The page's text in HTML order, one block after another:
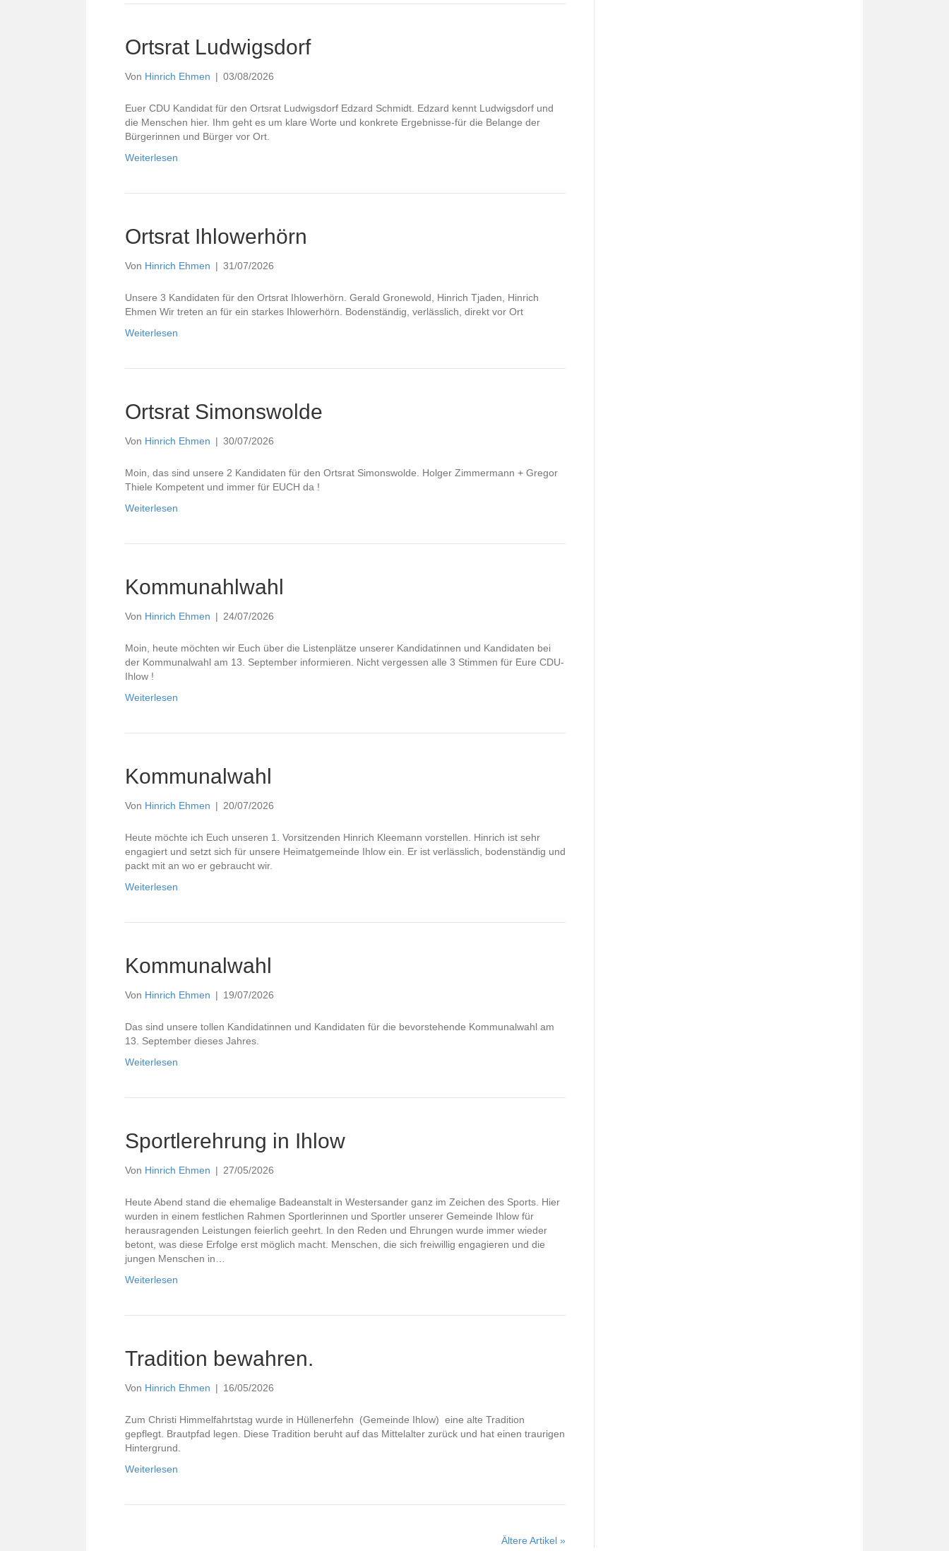
Ortsrat Ludwigsdorf
Von Hinrich Ehmen | 03/08/2026
Euer CDU Kandidat für den Ortsrat Ludwigsdorf Edzard Schmidt. Edzard kennt Ludwigsdorf und
die Menschen hier. Ihm geht es um klare Worte und konkrete Ergebnisse-für die Belange der
Bürgerinnen und Bürger vor Ort.
Weiterlesen
Ortsrat Ihlowerhörn
Von Hinrich Ehmen | 31/07/2026
Unsere 3 Kandidaten für den Ortsrat Ihlowerhörn. Gerald Gronewold, Hinrich Tjaden, Hinrich
Ehmen Wir treten an für ein starkes Ihlowerhörn. Bodenständig, verlässlich, direkt vor Ort
Weiterlesen
Ortsrat Simonswolde
Von Hinrich Ehmen | 30/07/2026
Moin, das sind unsere 2 Kandidaten für den Ortsrat Simonswolde. Holger Zimmermann + Gregor
Thiele Kompetent und immer für EUCH da !
Weiterlesen
Kommunahlwahl
Von Hinrich Ehmen | 24/07/2026
Moin, heute möchten wir Euch über die Listenplätze unserer Kandidatinnen und Kandidaten bei
der Kommunalwahl am 13. September informieren. Nicht vergessen alle 3 Stimmen für Eure CDU-
Ihlow !
Weiterlesen
Kommunalwahl
Von Hinrich Ehmen | 20/07/2026
Heute möchte ich Euch unseren 1. Vorsitzenden Hinrich Kleemann vorstellen. Hinrich ist sehr
engagiert und setzt sich für unsere Heimatgemeinde Ihlow ein. Er ist verlässlich, bodenständig und
packt mit an wo er gebraucht wir.
Weiterlesen
Kommunalwahl
Von Hinrich Ehmen | 19/07/2026
Das sind unsere tollen Kandidatinnen und Kandidaten für die bevorstehende Kommunalwahl am
13. September dieses Jahres.
Weiterlesen
Sportlerehrung in Ihlow
Von Hinrich Ehmen | 27/05/2026
Heute Abend stand die ehemalige Badeanstalt in Westersander ganz im Zeichen des Sports. Hier
wurden in einem festlichen Rahmen Sportlerinnen und Sportler unserer Gemeinde Ihlow für
herausragenden Leistungen feierlich geehrt. In den Reden und Ehrungen wurde immer wieder
betont, was diese Erfolge erst möglich macht. Menschen, die sich freiwillig engagieren und die
jungen Menschen in…
Weiterlesen
Tradition bewahren.
Von Hinrich Ehmen | 16/05/2026
Zum Christi Himmelfahrtstag wurde in Hüllenerfehn (Gemeinde Ihlow) eine alte Tradition
gepflegt. Brautpfad legen. Diese Tradition beruht auf das Mittelalter zurück und hat einen traurigen
Hintergrund.
Weiterlesen
Ältere Artikel »